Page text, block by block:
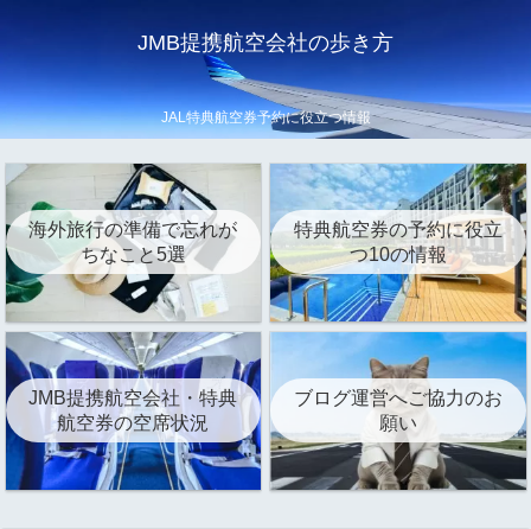
JMB提携航空会社の歩き方
JAL特典航空券予約に役立つ情報
海外旅行の準備で忘れが
ちなこと5選
特典航空券の予約に役立
つ10の情報
JMB提携航空会社・特典
航空券の空席状況
ブログ運営へご協力のお
願い